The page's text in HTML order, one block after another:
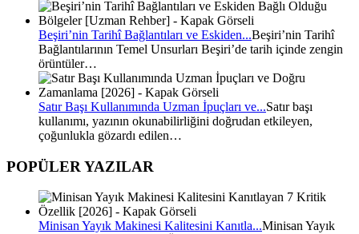
Beşiri’nin Tarihî Bağlantıları ve Eskiden...Beşiri’nin Tarihî
Bağlantılarının Temel Unsurları Beşiri’de tarih içinde zengin
örüntüler…
Satır Başı Kullanımında Uzman İpuçları ve...Satır başı
kullanımı, yazının okunabilirliğini doğrudan etkileyen,
çoğunlukla gözardı edilen…
POPÜLER YAZILAR
Minisan Yayık Makinesi Kalitesini Kanıtla...Minisan Yayık